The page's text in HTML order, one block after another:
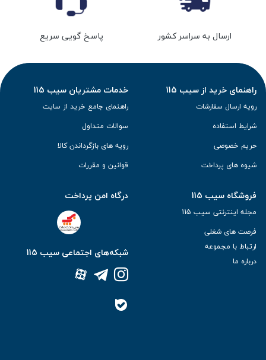
ارسال به سراسر کشور پاسخ گویی سریع
راهنمای خرید از سیب 115
رویه ارسال سفارشات
شرایط استفاده
حریم خصوصی
شیوه های پرداخت
خدمات مشتریان سیب 115
راهنمای جامع خرید از سایت
سوالات متداول
رویه های بازگرداندن کالا
قوانین و مقررات
فروشگاه سیب 115
مجله اینترنتی سیب 115
فرصت های شغلی
ارتباط با مجموعه
درباره ما
درگاه امن پرداخت
شبکه‌های اجتماعی سیب 115